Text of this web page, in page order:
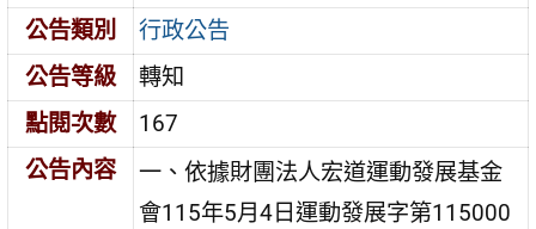
公告類別
行政公告
公告等級
轉知
點閱次數
167
公告內容
一、依據財團法人宏道運動發展基金
會115年5月4日運動發展字第115000